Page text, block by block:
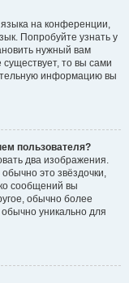
на конференции,
Попробуйте узнать у
нужный вам
существует, то вы сами
информацию вы
пользователя?
два изображения.
это звёздочки,
сообщений вы
обычно более
уникально для